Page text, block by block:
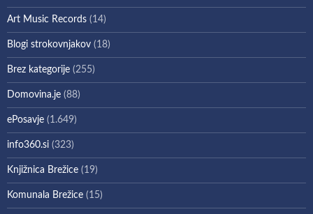
Art Music Records (14)
Blogi strokovnjakov (18)
Brez kategorije (255)
Domovina.je (88)
ePosavje (1.649)
info360.si (323)
Knjižnica Brežice (19)
Komunala Brežice (15)